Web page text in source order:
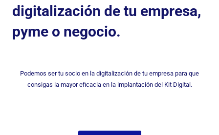
digitalización de tu empresa,
pyme o negocio.
Podemos ser tu socio en la digitalización de tu empresa para que
consigas la mayor eficacia en la implantación del Kit Digital.